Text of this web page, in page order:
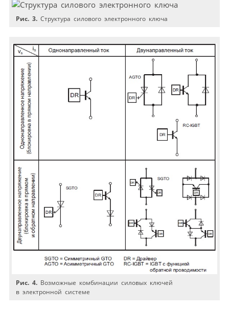
Рис. 3. Структура силового электронного ключа
Рис. 4. Возможные комбинации силовых ключей
в электронной системе